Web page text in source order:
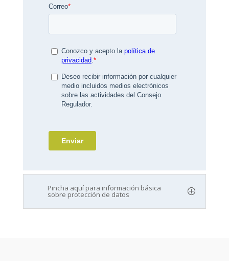
Pincha aquí para información básica
sobre protección de datos